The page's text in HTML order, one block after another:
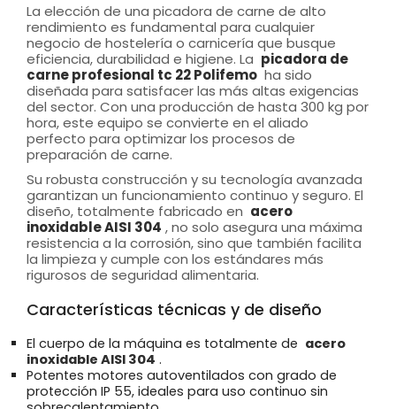
La elección de una picadora de carne de alto
rendimiento es fundamental para cualquier
negocio de hostelería o carnicería que busque
eficiencia, durabilidad e higiene. La picadora de
carne profesional tc 22 Polifemo ha sido
diseñada para satisfacer las más altas exigencias
del sector. Con una producción de hasta 300 kg por
hora, este equipo se convierte en el aliado
perfecto para optimizar los procesos de
preparación de carne.
Su robusta construcción y su tecnología avanzada
garantizan un funcionamiento continuo y seguro. El
diseño, totalmente fabricado en acero
inoxidable AISI 304 , no solo asegura una máxima
resistencia a la corrosión, sino que también facilita
la limpieza y cumple con los estándares más
rigurosos de seguridad alimentaria.
Características técnicas y de diseño
El cuerpo de la máquina es totalmente de acero
inoxidable AISI 304 .
Potentes motores autoventilados con grado de
protección IP 55, ideales para uso continuo sin